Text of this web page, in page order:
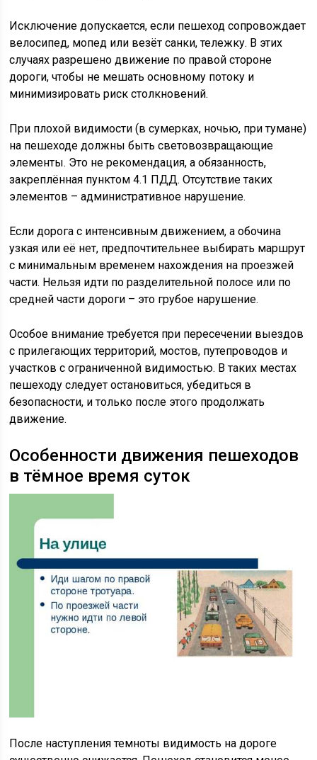
Исключение допускается, если пешеход сопровождает
велосипед, мопед или везёт санки, тележку. В этих
случаях разрешено движение по правой стороне
дороги, чтобы не мешать основному потоку и
минимизировать риск столкновений.
При плохой видимости (в сумерках, ночью, при тумане)
на пешеходе должны быть световозвращающие
элементы. Это не рекомендация, а обязанность,
закреплённая пунктом 4.1 ПДД. Отсутствие таких
элементов – административное нарушение.
Если дорога с интенсивным движением, а обочина
узкая или её нет, предпочтительнее выбирать маршрут
с минимальным временем нахождения на проезжей
части. Нельзя идти по разделительной полосе или по
средней части дороги – это грубое нарушение.
Особое внимание требуется при пересечении выездов
с прилегающих территорий, мостов, путепроводов и
участков с ограниченной видимостью. В таких местах
пешеходу следует остановиться, убедиться в
безопасности, и только после этого продолжать
движение.
Особенности движения пешеходов
в тёмное время суток
После наступления темноты видимость на дороге